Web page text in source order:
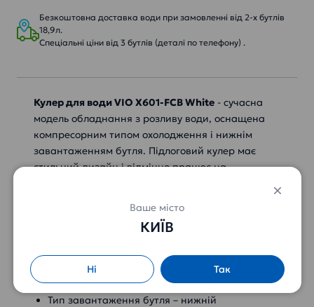
Безкоштовна доставка води при замовленні від 2-х бутлів
18,9л.
Спеціальні ціни від 3 бутлів (деталі по телефону) .
Кулер для води VIO Х601-FCB White - сучасна
модель обладнання з розливу води, оснащена
компресорним типом охолодження і нижнім
завантаженням бутля. Підлоговий кулер має
стильний дизайн і відмінно працює на
кімнатної температури.
Вид – підлоговий
Тип завантаження бутля – нижній
Ваше місто
КИЇВ
Ні Так